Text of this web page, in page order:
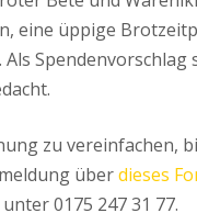
eine üppige
Spendenvorschlag
zu vereinfachen,
überdieses
0175 247 31 77.